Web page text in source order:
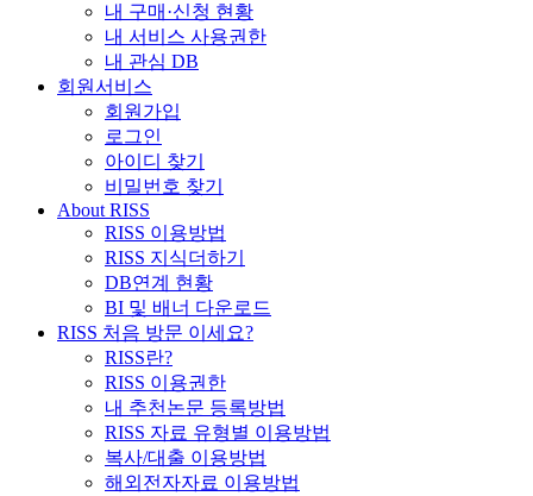
내 구매·신청 현황
내 서비스 사용권한
내 관심 DB
회원서비스
회원가입
로그인
아이디 찾기
비밀번호 찾기
About RISS
RISS 이용방법
RISS 지식더하기
DB연계 현황
BI 및 배너 다운로드
RISS 처음 방문 이세요?
RISS란?
RISS 이용권한
내 추천논문 등록방법
RISS 자료 유형별 이용방법
복사/대출 이용방법
해외전자자료 이용방법